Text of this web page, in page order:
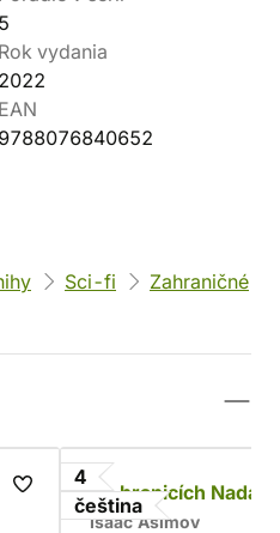
5
Rok vydania
2022
EAN
9788076840652
Sci-fi
Zahraničné
4
čeština
Na hranicích Nadace
Isaac Asimov